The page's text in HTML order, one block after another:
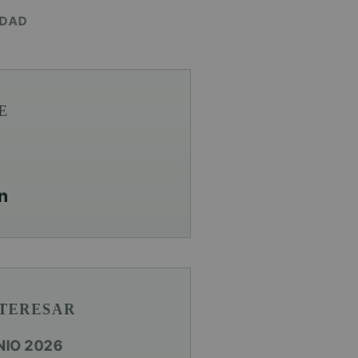
2026